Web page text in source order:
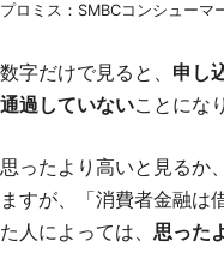
プロミス：SMBCコンシュー
数字だけで見ると、 申し
通過していないことにな
思ったより高いと見るか
ますが、「消費者金融は
た人によっては、 思った